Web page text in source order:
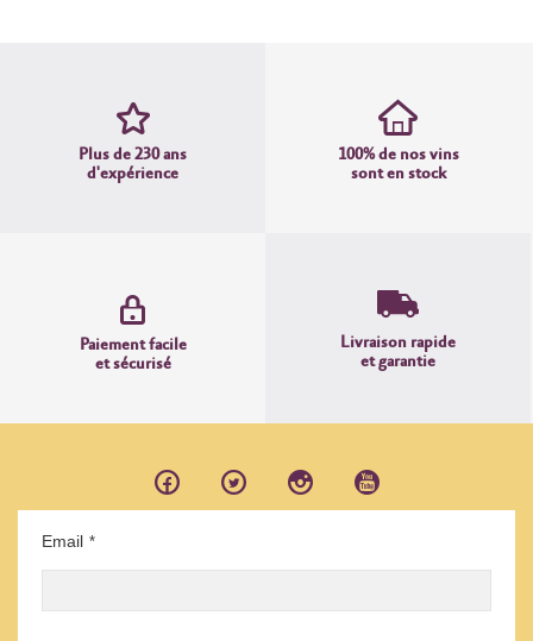
Plus de 230 ans
d'expérience
100% de nos vins
sont en stock
Paiement facile
et sécurisé
Livraison rapide
et garantie
Email *